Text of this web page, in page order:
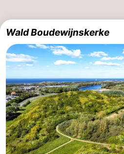
Wald Boudewijnskerke